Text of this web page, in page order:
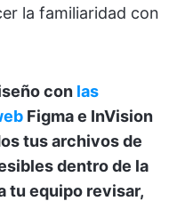
la familiaridad con
con las
Figma e InVision
tus archivos de
dentro de la
tu equipo revisar,